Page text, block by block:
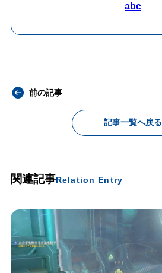
abc
前の記事
記事一覧へ戻る
関連記事Relation Entry